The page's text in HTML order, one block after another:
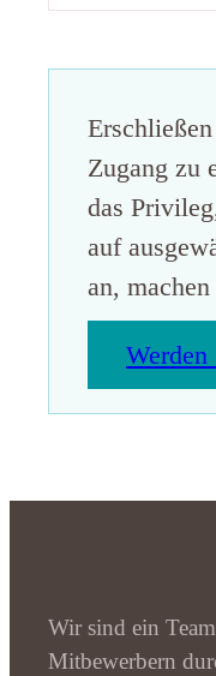
Zugang zu
das
auf
an,
Werden
Wir sind ein
Mitbewerbern